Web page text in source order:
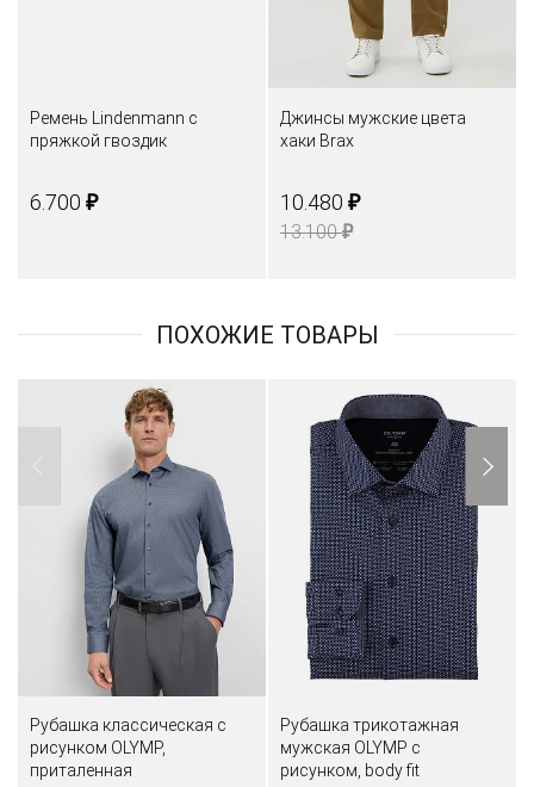
Ремень Lindenmann с
пряжкой гвоздик
6.700 ₽
Джинсы мужские цвета
хаки Brax
10.480 ₽
13.100₽
ПОХОЖИЕ ТОВАРЫ
Рубашка классическая с
рисунком OLYMP,
приталенная
Рубашка трикотажная
мужская OLYMP с
рисунком, body fit